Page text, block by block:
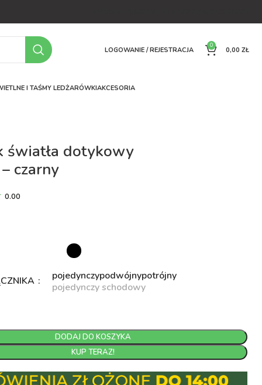
LOGOWANIE / REJESTRACJA
0
0,00 ZŁ
I TAŚMY LEDŻARÓWKIAKCESORIA
światła dotykowy
czarny
0.00
pojedynczypodwójnypotrójny
pojedynczy schodowy
DODAJ DO KOSZYKA
KUP TERAZ!